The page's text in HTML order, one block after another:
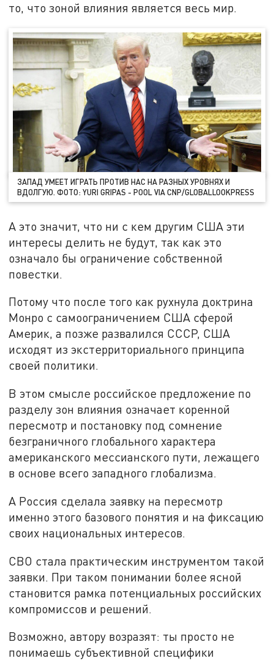
то, что зоной влияния является весь мир.
ЗАПАД УМЕЕТ ИГРАТЬ ПРОТИВ НАС НА РАЗНЫХ УРОВНЯХ И
ВДОЛГУЮ. ФОТО: YURI GRIPAS - POOL VIA CNP/GLOBALLOOKPRESS
А это значит, что ни с кем другим США эти
интересы делить не будут, так как это
означало бы ограничение собственной
повестки.
Потому что после того как рухнула доктрина
Монро с самоограничением США сферой
Америк, а позже развалился СССР, США
исходят из экстерриториального принципа
своей политики.
В этом смысле российское предложение по
разделу зон влияния означает коренной
пересмотр и постановку под сомнение
безграничного глобального характера
американского мессианского пути, лежащего
в основе всего западного глобализма.
А Россия сделала заявку на пересмотр
именно этого базового понятия и на фиксацию
своих национальных интересов.
СВО стала практическим инструментом такой
заявки. При таком понимании более ясной
становится рамка потенциальных российских
компромиссов и решений.
Возможно, автору возразят: ты просто не
понимаешь субъективной специфики